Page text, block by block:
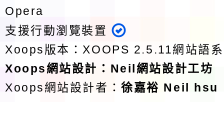
Opera
支援行動瀏覽裝置
Xoops版本： XOOPS 2.5.11網站語
Xoops網站設計 ： Neil網站設計工坊
Xoops網站設計者：徐嘉裕 Neil hsu